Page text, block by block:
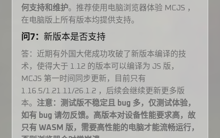
何支持和维护。推荐使用电脑浏览器体验 MCJS ，
在电脑版上所有版本均提供支持。
问7： 新版本是否支持
答：近期有外国大佬成功攻破了新版本编译的技
术，使得大于 1.12 的版本可以编译为 JS 版，
MCJS 第一时间同步更新，目前只有
1.16.5/1.21.11/26.1.2 ，后续会继续更新更多版
本。 注意：测试版不稳定且 bug 多，仅测试体验，
如有 bug 请勿反馈。高版本对设备性能要求高，故
只有 WASM 版，需要高性能的电脑才能流畅运行，